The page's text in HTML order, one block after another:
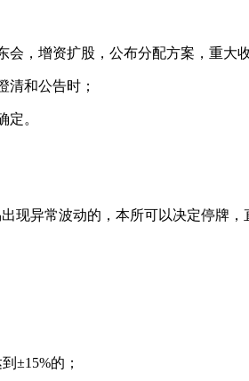
，增资扩股，公布分配方案，重大
清和公告时；
。
异常波动的，本所可以决定停牌
±15%的；